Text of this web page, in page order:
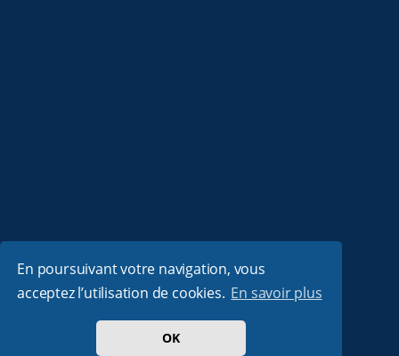
En poursuivant votre navigation, vous
acceptez l’utilisation de cookies. En savoir plus
OK